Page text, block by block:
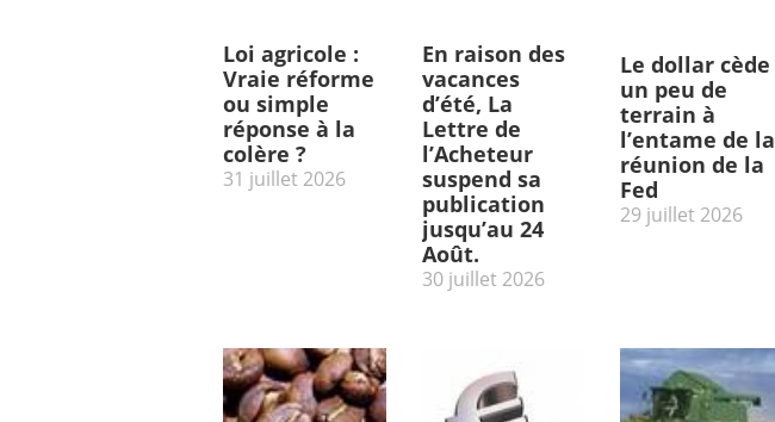
Loi agricole :
Vraie réforme
ou simple
réponse à la
colère ?
31 juillet 2026
En raison des
vacances
d’été, La
Lettre de
l’Acheteur
suspend sa
publication
jusqu’au 24
Août.
30 juillet 2026
Le dollar cède
un peu de
terrain à
l’entame de la
réunion de la
Fed
29 juillet 2026